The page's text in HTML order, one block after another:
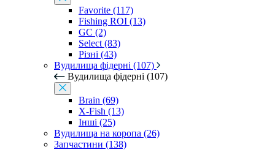
Favorite (117)
Fishing ROI (13)
GC (2)
Select (83)
Різні (43)
Вудилища фідерні (107)
Вудилища фідерні (107)
Brain (69)
X-Fish (13)
Інші (25)
Вудилища на коропа (26)
Запчастини (138)